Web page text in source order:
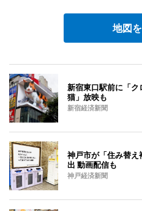
地図
新宿東口駅前に「
猫」放映も
新宿経済新聞
神戸市が「住み替
出 動画配信も
神戸経済新聞